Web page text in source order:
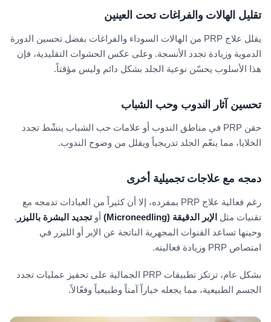
تقليل الهالات والفراغات تحت العينين
يقلل علاج PRP من الهالات السوداء والفراغات بفضل تحسين الدورة
الدموية وزيادة تجدد الأنسجة. وعلى عكس الحشوات التقليدية، فإن
هذا الأسلوب يحسّن نوعية الجلد بشكل دائم وليس مؤقتاً.
تحسين آثار الندوب وحب الشباب
حقن PRP في مناطق الندوب أو علامات حب الشباب ينشّط تجدد
الخلايا، مما ينعّم الجلد تدريجياً ويقلل من وضوح الندوب.
دمجه مع علاجات تجميلية أخرى
رغم فعالية علاج PRP بمفرده، إلا أن كثيراً من العيادات تدمجه مع
تقنيات مثل الإبر الدقيقة (Microneedling) أوتجديد البشرة بالليزر .
وحينها تساعد القنوات المجهرية الناتجة عن الإبر أو الليزر في
امتصاص PRP وزيادة فعاليته.
بشكل عام، ترتكز تطبيقات PRP الجمالية على تحفيز عمليات تجدد
الجسم الطبيعية، مما يجعله خياراً آمناً وطبيعياً وفعّالاً.